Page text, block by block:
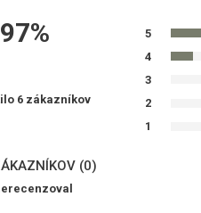
97%
6 zákazníkov
5
4
3
2
1
(0)